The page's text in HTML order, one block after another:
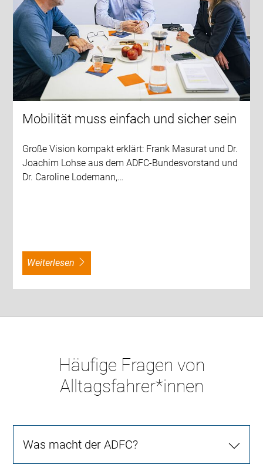
Mobilität muss einfach und sicher sein
Große Vision kompakt erklärt: Frank Masurat und Dr.
Joachim Lohse aus dem ADFC-Bundesvorstand und
Dr. Caroline Lodemann,…
weiterlesen
Häufige Fragen von
Alltagsfahrer*innen
Was macht der ADFC?